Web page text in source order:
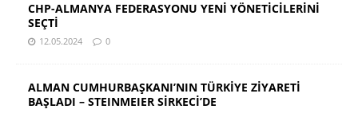
CHP-ALMANYA FEDERASYONU YENİ YÖNETİCİLERİNİ
SEÇTİ
12.05.2024 0
ALMAN CUMHURBAŞKANI’NIN TÜRKİYE ZİYARETİ
BAŞLADI – STEINMEIER SİRKECİ’DE